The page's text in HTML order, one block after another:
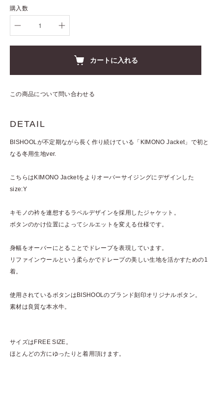
購入数
カートに入れる
この商品について問い合わせる
DETAIL
BISHOOLが不定期ながら長く作り続けている「KIMONO Jacket」で初と
なる冬用生地ver.
こちらはKIMONO Jacketをよりオーバーサイジングにデザインした
size:Y
キモノの衿を連想するラペルデザインを採用したジャケット。
ボタンのかけ位置によってシルエットを変える仕様です。
身幅をオーバーにとることでドレープを表現しています。
リファインウールという柔らかでドレープの美しい生地を活かすための1
着。
使用されているボタンはBISHOOLのブランド刻印オリジナルボタン。
素材は良質な本水牛。
サイズはFREE SIZE。
ほとんどの方にゆったりと着用頂けます。